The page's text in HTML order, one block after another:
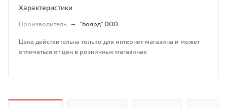
Характеристики
Производитель — "Боярд" ООО
Цена действительна только для интернет-магазина и может
отличаться от цен в розничных магазинах